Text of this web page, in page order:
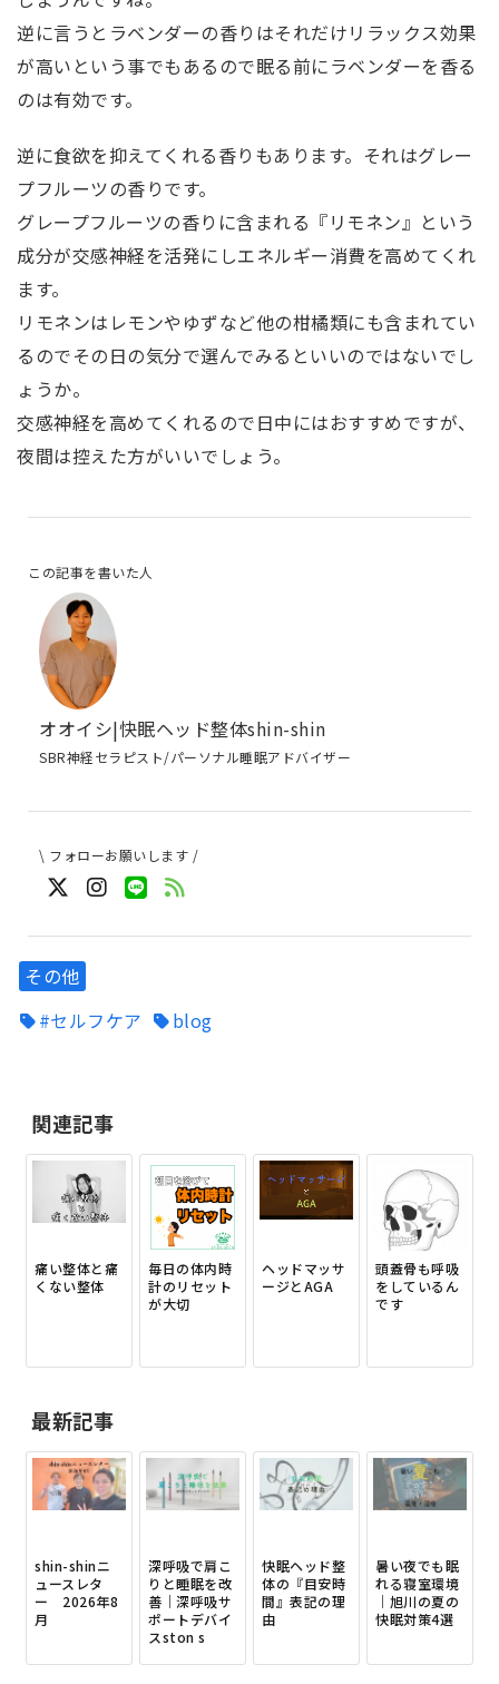
逆に言うとラベンダーの香りはそれだけリラックス効果
が高いという事でもあるので眠る前にラベンダーを香る
のは有効です。
逆に食欲を抑えてくれる香りもあります。それはグレー
プフルーツの香りです。
グレープフルーツの香りに含まれる『リモネン』という
成分が交感神経を活発にしエネルギー消費を高めてくれ
ます。
リモネンはレモンやゆずなど他の柑橘類にも含まれてい
るのでその日の気分で選んでみるといいのではないでし
ょうか。
交感神経を高めてくれるので日中にはおすすめですが、
夜間は控えた方がいいでしょう。
この記事を書いた人
オオイシ|快眠ヘッド整体shin-shin
SBR神経セラピスト/パーソナル睡眠アドバイザー
\ フォローお願いします /
その他
#セルフケア
blog
関連記事
痛い整体と痛
くない整体
毎日の体内時
計のリセット
が大切
ヘッドマッサ
ージとAGA
頭蓋骨も呼吸
をしているん
です
最新記事
shin-shinニ
ュースレタ
ー 2026年8
月
深呼吸で肩こ
りと睡眠を改
善｜深呼吸サ
ポートデバイ
スston s
快眠ヘッド整
体の『目安時
間』表記の理
由
暑い夜でも眠
れる寝室環境
｜旭川の夏の
快眠対策4選